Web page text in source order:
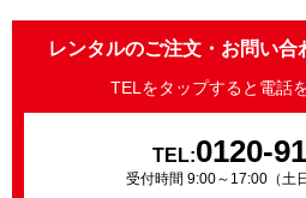
レンタルのご注文・お問い
TELをタップすると電話
TEL:0120-
受付時間 9:00～17:00（土